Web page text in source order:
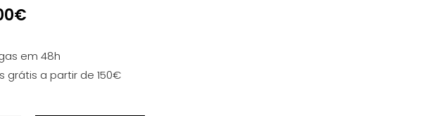
€
em 48h
grátis a partir de 150€